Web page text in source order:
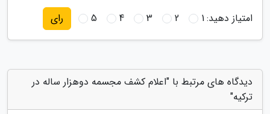
امتیاز دهید:1
2
3
4
5 رای
دیدگاه های مرتبط با "اعلام کشف مجسمه دوهزار ساله در
ترکیه"